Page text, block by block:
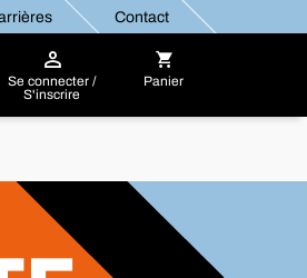
Contact
Se connecter /
S'inscrire
Panier